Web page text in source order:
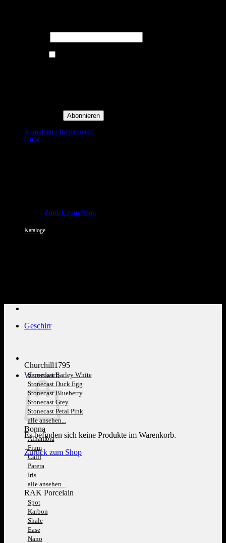
Anmelden / Registrieren
0,00€
Zurück zum Shop
Kataloge
Warenkorb
Es befinden sich keine Produkte im Warenkorb.
Zurück zum Shop
Geschirr
Churchill1795
Stonecast Barley White
Stonecast Duck Egg
Stonecast Blueberry
Stonecast Grey
Stonecast Petal Pink
alle ansehen...
Bonna
Alhambra
Fium
Calif
Patera
Iris
alle ansehen...
RAK Porcelain
Spot
Karbon
Shale
Ease
Nano